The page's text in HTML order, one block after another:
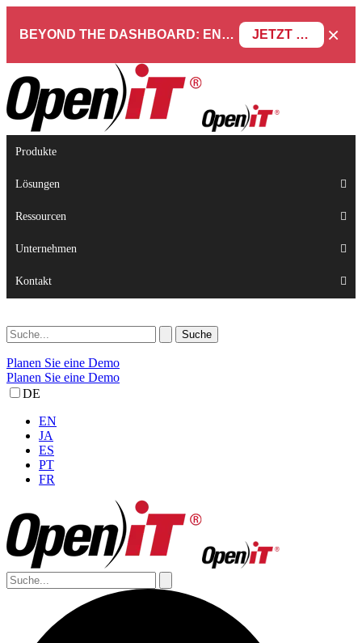
BEYOND THE DASHBOARD: ENGINEERING SOFTWARE IN SERVICENOW WEBINAR JETZT REGISTRIEREN ×
Produkte
Lösungen
Ressourcen
Unternehmen
Kontakt
Planen Sie eine Demo
Planen Sie eine Demo
DE
EN
JA
ES
PT
FR